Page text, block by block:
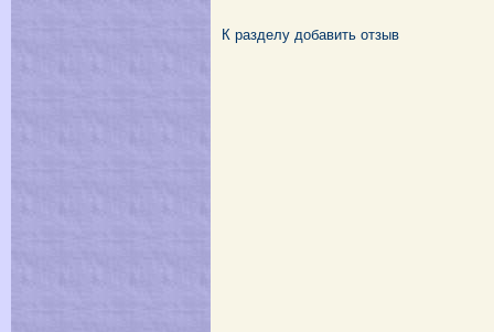
К разделу добавить отзыв